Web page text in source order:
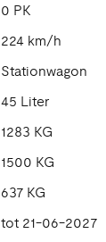
0 PK
224 km/h
Stationwagon
45 Liter
1283 KG
1500 KG
637 KG
tot 21-06-2027